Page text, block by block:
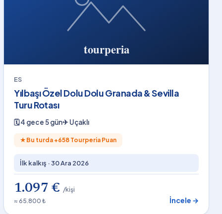
ES
Yılbaşı Özel Dolu Dolu Granada & Sevilla
Turu Rotası
🗓4 gece 5 gün✈Uçaklı
★ Bu turda +658 Tourperia Puan
İlk kalkış ·30 Ara 2026
1.097 € /kişi
≈ 65.800 ₺
İncele →